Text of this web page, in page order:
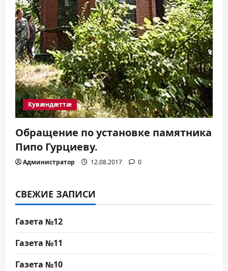
Кувæндæттæ
Обращение по установке памятника
Пипо Гурциеву.
Администратор 12.08.2017 0
СВЕЖИЕ ЗАПИСИ
Газета №12
Газета №11
Газета №10